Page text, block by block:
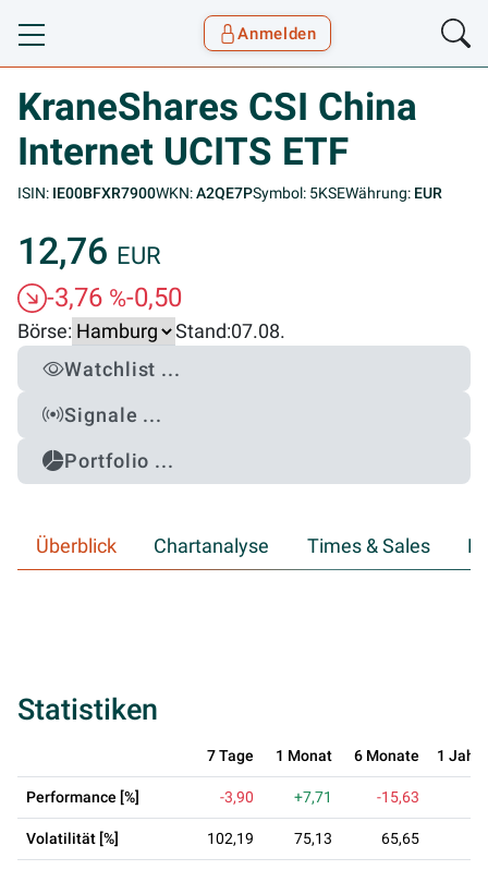
Toggle navigation
Anmelden
KraneShares CSI China
Internet UCITS ETF
ISIN: IE00BFXR7900WKN:A2QE7PSymbol: 5KSEWährung: EUR
12,76 EUR
-3,76 %-0,50
Börse: Stand:07.08.
Watchlist ...
Signale ...
Portfolio ...
Überblick Chartanalyse Times & Sales
Statistiken
7 Tage 1 Monat 6 Monate 1 Jahr
Performance [%] -3,90 +7,71 -15,63
Volatilität [%] 102,19 75,13 65,65